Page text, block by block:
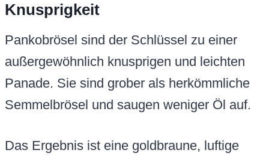
Knusprigkeit
Pankobrösel sind der Schlüssel zu einer
außergewöhnlich knusprigen und leichten
Panade. Sie sind grober als herkömmliche
Semmelbrösel und saugen weniger Öl auf.
Das Ergebnis ist eine goldbraune, luftige